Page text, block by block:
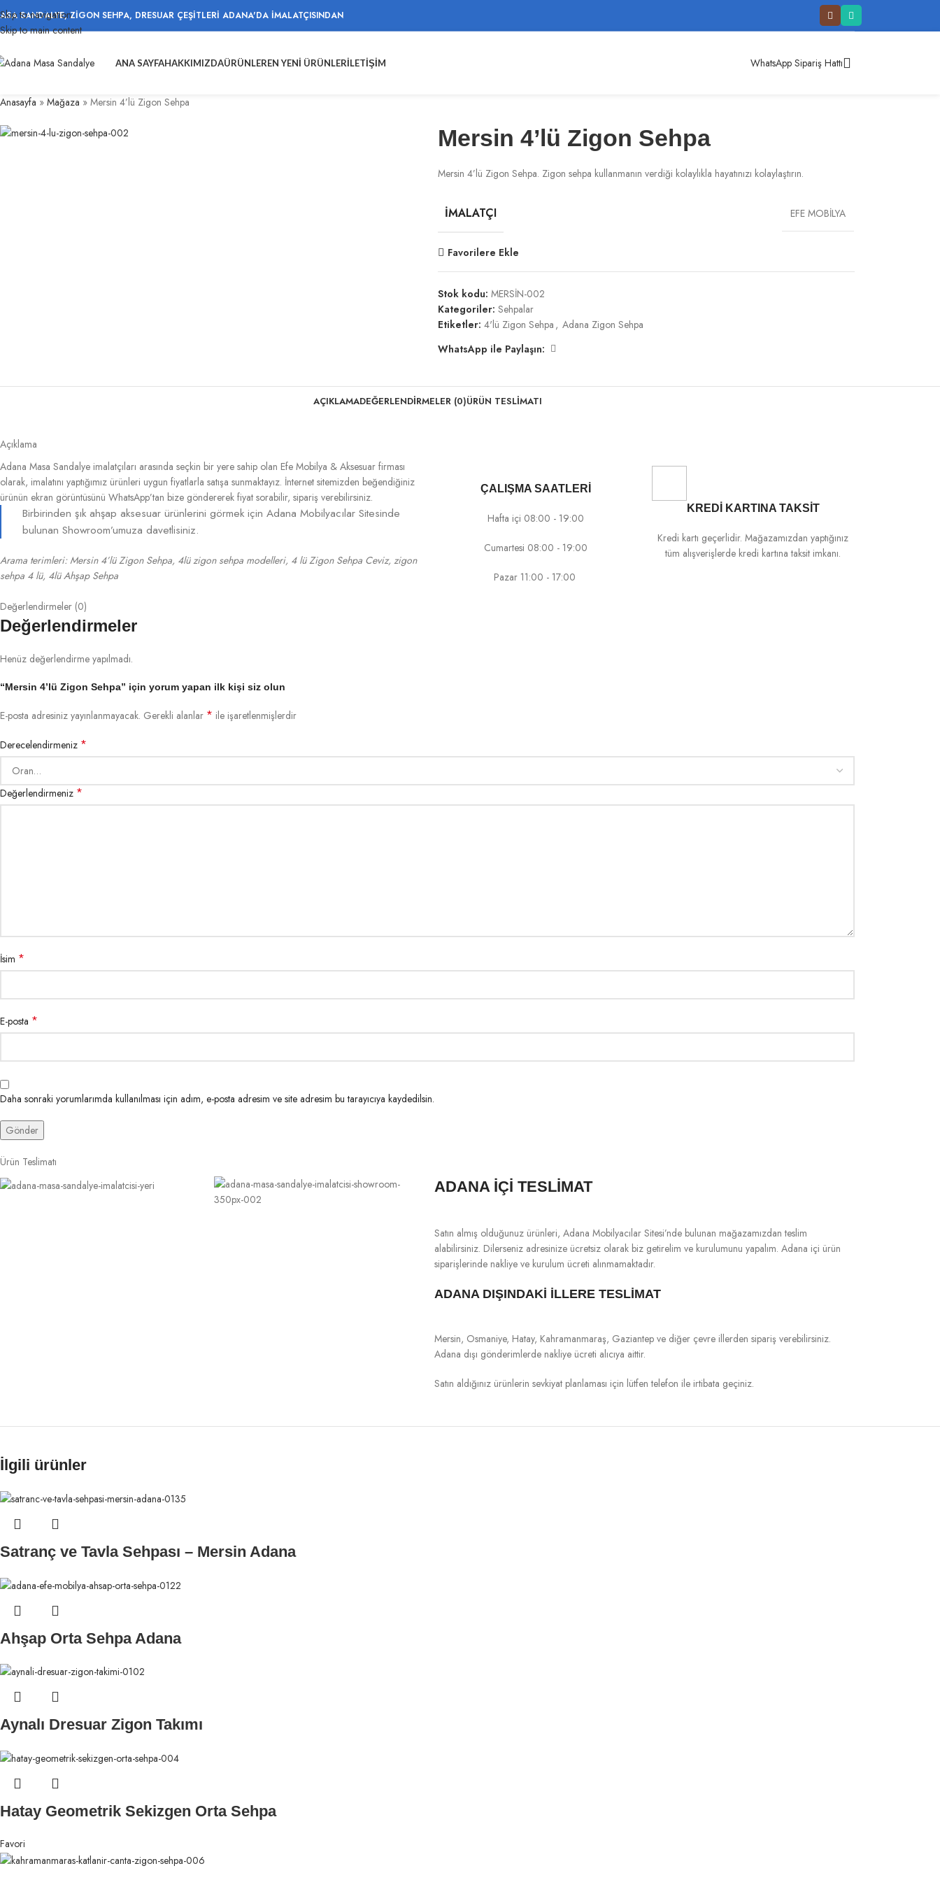
Skip to navigation
Skip to main content
SANDALYE, ZİGON SEHPA, DRESUAR ÇEŞİTLERİ ADANA'DA İMALATÇISINDAN
ANA SAYFAHAKKIMIZDAÜRÜNLEREN YENI ÜRÜNLERİLETIŞIM WhatsApp Sipariş Hattı
Anasayfa » Mağaza » Mersin 4’lü Zigon Sehpa
Mersin 4’lü Zigon Sehpa
Mersin 4’lü Zigon Sehpa. Zigon sehpa kullanmanın verdiği kolaylıkla hayatınızı kolaylaştırın.
İMALATÇI EFE MOBİLYA
Favorilere Ekle
Stok kodu: MERSİN-002
Kategoriler: Sehpalar
Etiketler: 4'lü Zigon Sehpa , Adana Zigon Sehpa
WhatsApp ile Paylaşın:
AÇIKLAMADEĞERLENDIRMELER (0)ÜRÜN TESLIMATI
Açıklama
Adana Masa Sandalye imalatçıları arasında seçkin bir yere sahip olan Efe Mobilya & Aksesuar firması
olarak, imalatını yaptığımız ürünleri uygun fiyatlarla satışa sunmaktayız. İnternet sitemizden beğendiğiniz
ürünün ekran görüntüsünü WhatsApp’tan bize göndererek fiyat sorabilir, sipariş verebilirsiniz.
Birbirinden şık ahşap aksesuar ürünlerini görmek için Adana Mobilyacılar Sitesinde
bulunan Showroom’umuza davetlisiniz.
Arama terimleri: Mersin 4’lü Zigon Sehpa, 4lü zigon sehpa modelleri, 4 lü Zigon Sehpa Ceviz, zigon
sehpa 4 lü, 4lü Ahşap Sehpa
ÇALIŞMA SAATLERİ
Hafta içi 08:00 - 19:00
Cumartesi 08:00 - 19:00
Pazar 11:00 - 17:00
KREDİ KARTINA TAKSİT
Kredi kartı geçerlidir. Mağazamızdan yaptığınız
tüm alışverişlerde kredi kartına taksit imkanı.
Değerlendirmeler (0)
Değerlendirmeler
Henüz değerlendirme yapılmadı.
“Mersin 4’lü Zigon Sehpa” için yorum yapan ilk kişi siz olun
E-posta adresiniz yayınlanmayacak. Gerekli alanlar * ile işaretlenmişlerdir
Derecelendirmeniz *
Değerlendirmeniz *
İsim *
E-posta *
Daha sonraki yorumlarımda kullanılması için adım, e-posta adresim ve site adresim bu tarayıcıya kaydedilsin.
Ürün Teslimatı
ADANA İÇİ TESLİMAT
Satın almış olduğunuz ürünleri, Adana Mobilyacılar Sitesi’nde bulunan mağazamızdan teslim
alabilirsiniz. Dilerseniz adresinize ücretsiz olarak biz getirelim ve kurulumunu yapalım. Adana içi ürün
siparişlerinde nakliye ve kurulum ücreti alınmamaktadır.
ADANA DIŞINDAKİ İLLERE TESLİMAT
Mersin, Osmaniye, Hatay, Kahramanmaraş, Gaziantep ve diğer çevre illerden sipariş verebilirsiniz.
Adana dışı gönderimlerde nakliye ücreti alıcıya aittir.
Satın aldığınız ürünlerin sevkiyat planlaması için lütfen telefon ile irtibata geçiniz.
İlgili ürünler
Satranç ve Tavla Sehpası – Mersin Adana
Ahşap Orta Sehpa Adana
Aynalı Dresuar Zigon Takımı
Hatay Geometrik Sekizgen Orta Sehpa
Favori